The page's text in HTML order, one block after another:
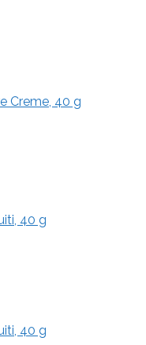
Creme, 40 g
40 g
40 g